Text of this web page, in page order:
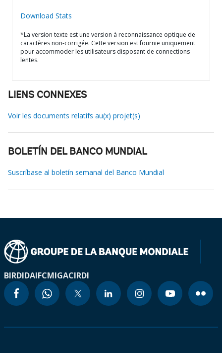
Download Stats
*La version texte est une version à reconnaissance optique de
caractères non-corrigée. Cette version est fournie uniquement
pour accommoder les utilisateurs disposant de connections
lentes.
LIENS CONNEXES
Voir les documents relatifs au(x) projet(s)
BOLETÍN DEL BANCO MUNDIAL
Suscríbase al boletín semanal del Banco Mundial
BIRDIDAIFCMIGACIRDI